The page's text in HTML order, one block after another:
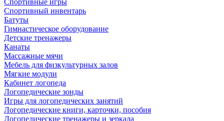
Спортивные игры
Спортивный инвентарь
Батуты
Гимнастическое оборудование
Детские тренажеры
Канаты
Массажные мячи
Мебель для физкультурных залов
Мягкие модули
Кабинет логопеда
Логопедические зонды
Игры для логопедических занятий
Логопедические книги, карточки, пособия
Логопедические тренажеры и зеркала